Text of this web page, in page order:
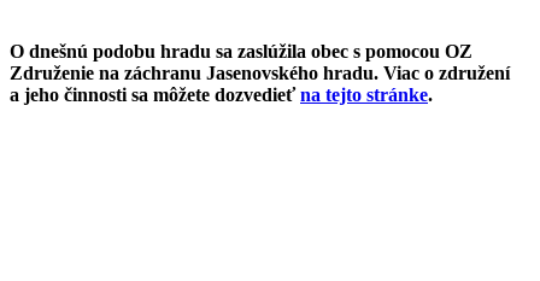
O dnešnú podobu hradu sa zaslúžila obec s pomocou OZ
Združenie na záchranu Jasenovského hradu. Viac o združení
a jeho činnosti sa môžete dozvedieťna tejto stránke.